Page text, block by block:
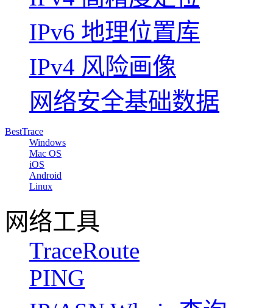
IPv6 地理位置库
IPv4 风险画像
网络安全基础数据
BestTrace
Windows
Mac OS
iOS
Android
Linux
网络工具
TraceRoute
PING